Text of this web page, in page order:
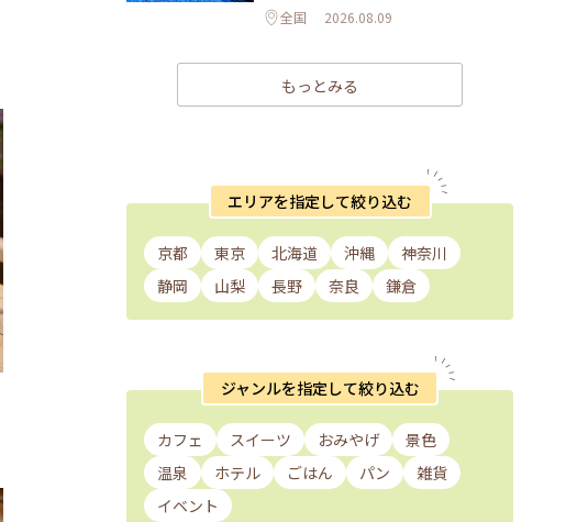
全国 2026.08.09
もっとみる
エリアを指定して絞り込む
京都 東京 北海道 沖縄
神奈川
静岡
山梨 長野 奈良 鎌倉
ジャンルを指定して絞り込む
カフェ スイーツ おみやげ
景色
温泉
ホテル ごはん パン
雑貨
イベント